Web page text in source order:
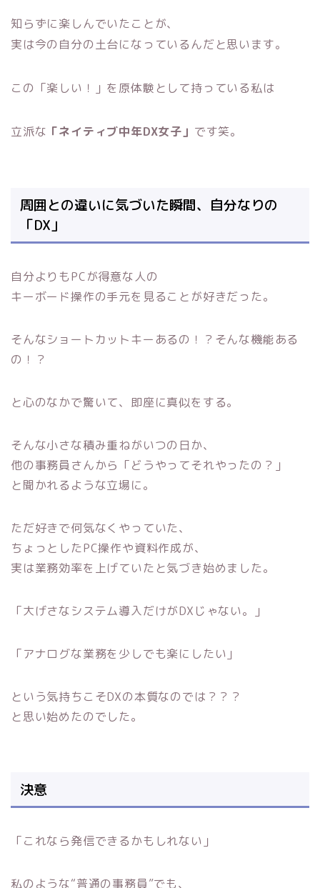
知らずに楽しんでいたことが、
実は今の自分の土台になっているんだと思います。
この「楽しい！」を原体験として持っている私は
立派な 「ネイティブ中年DX女子」 です笑。
周囲との違いに気づいた瞬間、自分なりの
「DX」
自分よりもPCが得意な人の
キーボード操作の手元を見ることが好きだった。
そんなショートカットキーあるの！？そんな機能ある
の！？
と心のなかで驚いて、即座に真似をする。
そんな小さな積み重ねがいつの日か、
他の事務員さんから「どうやってそれやったの？」
と聞かれるような立場に。
ただ好きで何気なくやっていた、
ちょっとしたPC操作や資料作成が、
実は業務効率を上げていたと気づき始めました。
「大げさなシステム導入だけがDXじゃない。」
「アナログな業務を少しでも楽にしたい」
という気持ちこそDXの本質なのでは？？？
と思い始めたのでした。
決意
「これなら発信できるかもしれない」
私のような“普通の事務員”でも、